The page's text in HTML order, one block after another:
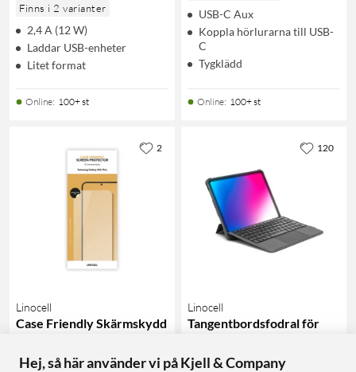
Finns i 2 varianter
2,4 A (12 W)
Laddar USB-enheter
Litet format
Online: 100+ st
USB-C Aux
Koppla hörlurarna till USB-
C
Tygklädd
Online: 100+ st
Linocell
Case Friendly Skärmskydd
5.0 (5)
2
Linocell
Tangentbordsfodral för
(A16)
120
Hej, så här använder vi på Kjell & Company